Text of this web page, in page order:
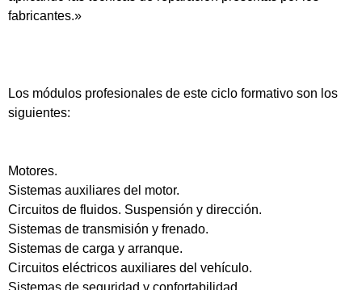
fabricantes.»
Los módulos profesionales de este ciclo formativo son los
siguientes:
Motores.
Sistemas auxiliares del motor.
Circuitos de fluidos. Suspensión y dirección.
Sistemas de transmisión y frenado.
Sistemas de carga y arranque.
Circuitos eléctricos auxiliares del vehículo.